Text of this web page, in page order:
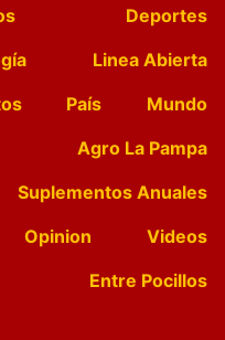
Deportes
Linea Abierta
País
Mundo
Agro La Pampa
Suplementos Anuales
Opinion
Videos
Entre Pocillos